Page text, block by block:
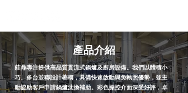
產品介紹
莊鼎專注提供高品質貫流式鍋爐及廚房設備。我們以體積小
巧、多台並聯設計著稱，具備快速啟動與免執照優勢，並主
動協助客戶申請鍋爐汰換補助。彩色操控介面深受好評，卓